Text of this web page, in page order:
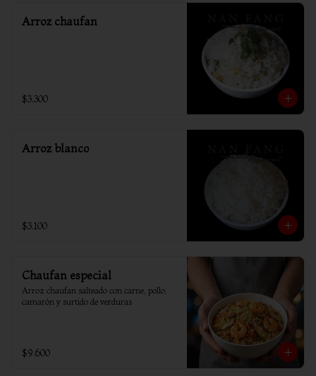
Arroz chaufan
$3.300
Arroz blanco
$3.100
Chaufan especial
Arroz chaufan salteado con carne, pollo,
camarón y surtido de verduras
$9.600